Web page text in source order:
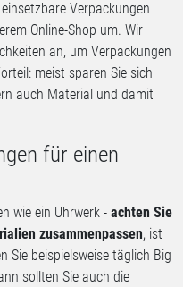
Verpackungen
Online-Shop um. Wir
an, um Verpackungen
meist sparen Sie sich
auch Material und damit
für einen
wie ein Uhrwerk - achten Sie
zusammenpassen, ist
Sie beispielsweise täglich Big
sollten Sie auch die